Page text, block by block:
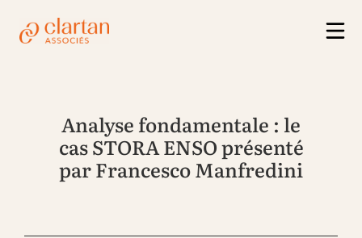
Analyse fondamentale : le
cas STORA ENSO présenté
par Francesco Manfredini